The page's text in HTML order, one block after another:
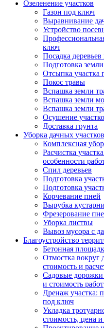
Озеленение участков
Газон под ключ
Выравнивание
Устройство
ключ
Посадка
Подготовка
Отсыпка участка
Покос травы
Вспашка земли
Вспашка земли
Вспашка земли
Осушение
Доставка грунта
Уборка дачных участков
Комплексная
Расчистка
особенности
Спил деревьев
Подготовка
Подготовка
Корчевание пней
Вырубка
Фрезерование
Уборка листвы
Вывоз мусора с
Благоустройство
Бетонная
Отмостка вокруг
стоимость и
Садовые
и стоимость работ
Дренаж участка:
под ключ
Укладка
стоимость, цена